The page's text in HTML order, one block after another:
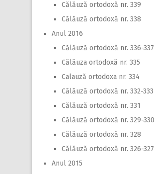
Călăuză ortodoxă nr. 339
Călăuză ortodoxă nr. 338
Anul 2016
Călăuză ortodoxă nr. 336-337
Călăuza ortodoxă nr. 335
Calauză ortodoxa nr. 334
Călăuză ortodoxă nr. 332-333
Călăuză ortodoxă nr. 331
Călăuză ortodoxă nr. 329-330
Călăuză ortodoxă nr. 328
Călăuză ortodoxă nr. 326-327
Anul 2015